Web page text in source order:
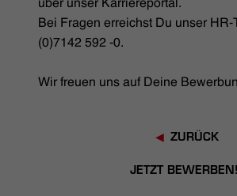
über unser Karriereportal.
Bei Fragen erreichst Du unser HR-
(0)7142 592 -0.
Wir freuen uns auf Deine
ZURÜCK
JETZT BEWERBEN!